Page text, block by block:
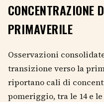
CONCENTRAZIONE
PRIMAVERILE
Osservazioni
transizione verso la
riportano cali di
pomeriggio, tra le 14 e